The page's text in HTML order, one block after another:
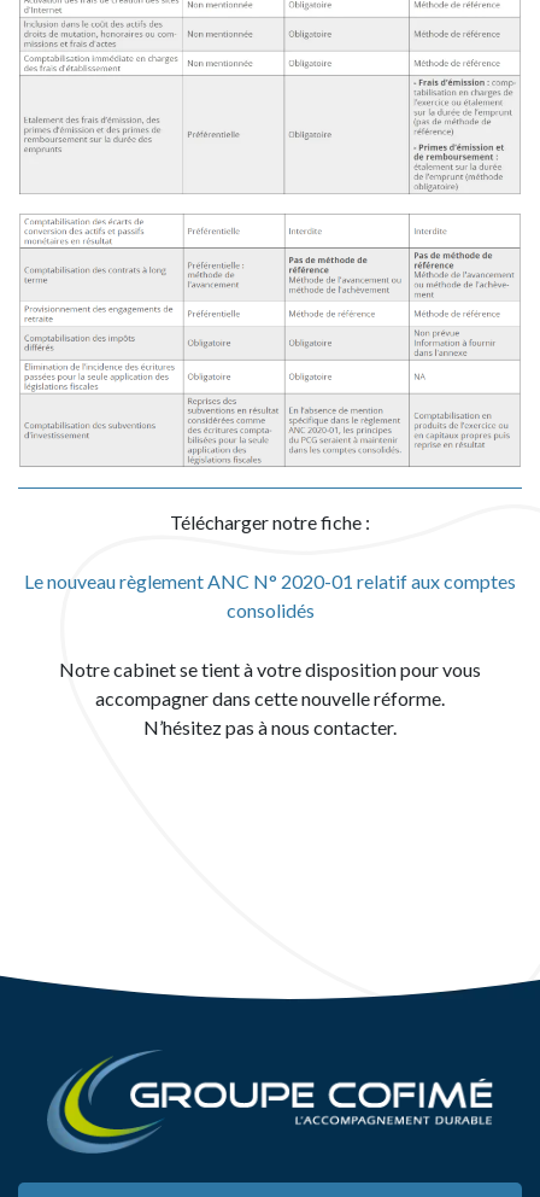
Télécharger notre fiche :
Le nouveau règlement ANC N° 2020-01 relatif aux comptes
consolidés
Notre cabinet se tient à votre disposition pour vous
accompagner dans cette nouvelle réforme.
N’hésitez pas à nous contacter.